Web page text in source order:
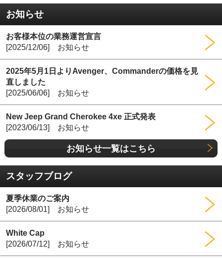
お知らせ
お客様本位の業務運営宣言
[2025/12/06] お知らせ
2025年5月1日よりAvenger、Commanderの価格を見
直しました
[2025/06/06] お知らせ
New Jeep Grand Cherokee 4xe 正式発表
[2023/06/13] お知らせ
お知らせ一覧はこちら
スタッフブログ
夏季休業のご案内
[2026/08/01] お知らせ
White Cap
[2026/07/12] お知らせ